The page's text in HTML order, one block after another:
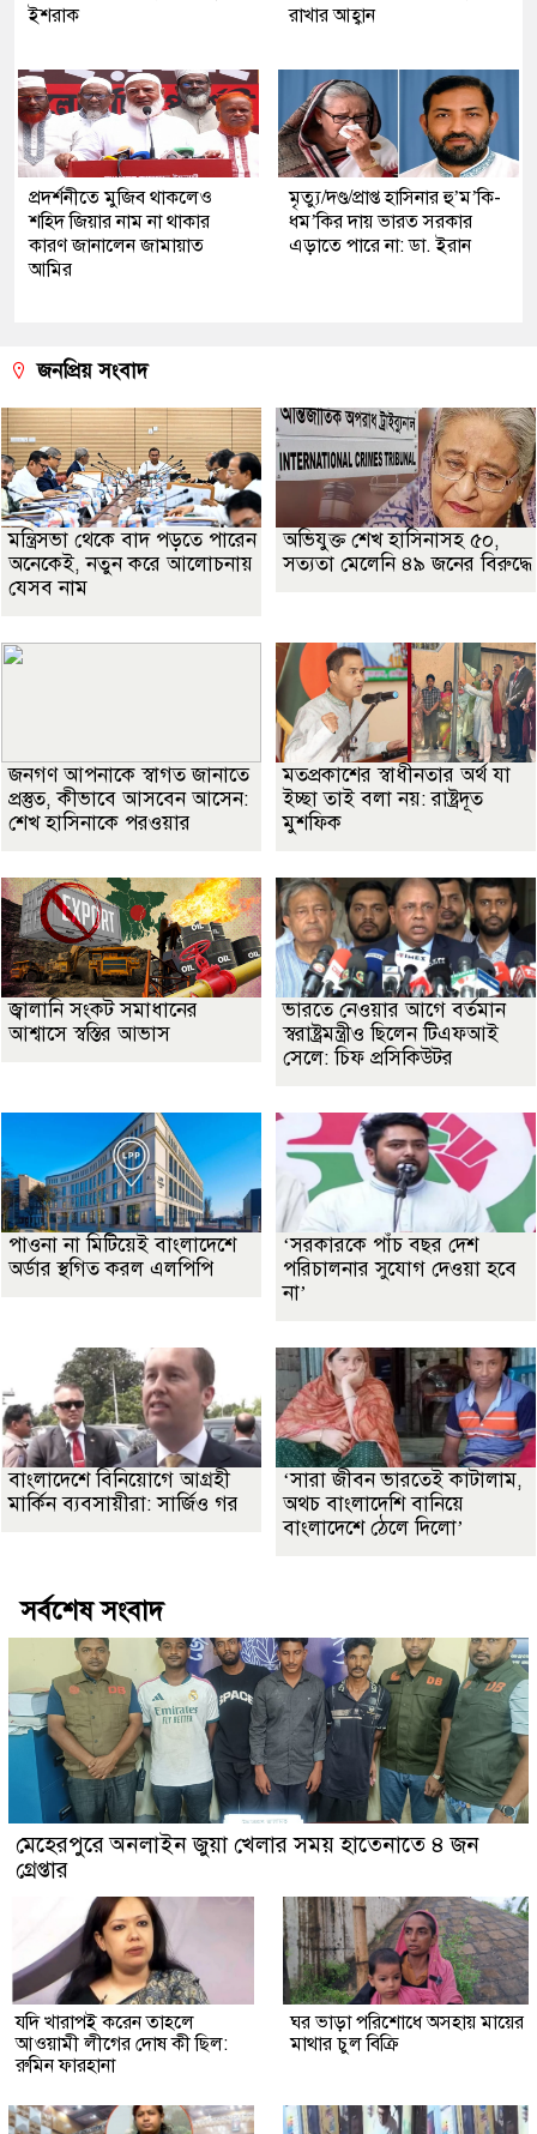
ইশরাক
রাখার আহ্বান
প্রদর্শনীতে মুজিব থাকলেও
শহিদ জিয়ার নাম না থাকার
কারণ জানালেন জামায়াত
আমির
মৃত্যু/দণ্ড/প্রাপ্ত হাসিনার হু’ম’কি-
ধম’কির দায় ভারত সরকার
এড়াতে পারে না: ডা. ইরান
জনপ্রিয় সংবাদ
মন্ত্রিসভা থেকে বাদ পড়তে পারেন
অনেকেই, নতুন করে আলোচনায়
যেসব নাম
অভিযুক্ত শেখ হাসিনাসহ ৫০,
সত্যতা মেলেনি ৪৯ জনের বিরুদ্ধে
জনগণ আপনাকে স্বাগত জানাতে
প্রস্তুত, কীভাবে আসবেন আসেন:
শেখ হাসিনাকে পরওয়ার
মতপ্রকাশের স্বাধীনতার অর্থ যা
ইচ্ছা তাই বলা নয়: রাষ্ট্রদূত
মুশফিক
জ্বালানি সংকট সমাধানের
আশ্বাসে স্বস্তির আভাস
ভারতে নেওয়ার আগে বর্তমান
স্বরাষ্ট্রমন্ত্রীও ছিলেন টিএফআই
সেলে: চিফ প্রসিকিউটর
পাওনা না মিটিয়েই বাংলাদেশে
অর্ডার স্থগিত করল এলপিপি
‘সরকারকে পাঁচ বছর দেশ
পরিচালনার সুযোগ দেওয়া হবে
না’
বাংলাদেশে বিনিয়োগে আগ্রহী
মার্কিন ব্যবসায়ীরা: সার্জিও গর
‘সারা জীবন ভারতেই কাটালাম,
অথচ বাংলাদেশি বানিয়ে
বাংলাদেশে ঠেলে দিলো’
সর্বশেষ সংবাদ
মেহেরপুরে অনলাইন জুয়া খেলার সময় হাতেনাতে ৪ জন
গ্রেপ্তার
যদি খারাপই করেন তাহলে
আওয়ামী লীগের দোষ কী ছিল:
রুমিন ফারহানা
ঘর ভাড়া পরিশোধে অসহায় মায়ের
মাথার চুল বিক্রি